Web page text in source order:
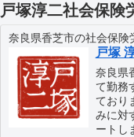
戸塚淳二社会保険
奈良県香芝市の社会保険
戸塚
奈良県
て勤務
ており
みに対
ートし